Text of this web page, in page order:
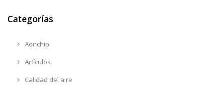
Categorías
Aonchip
Artículos
Calidad del aire